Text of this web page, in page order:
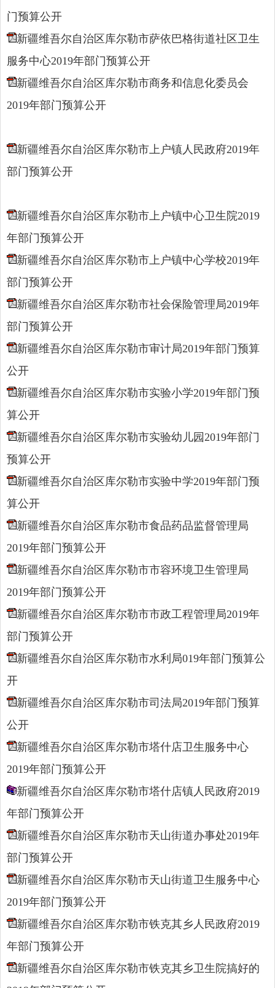
门预算公开
新疆维吾尔自治区库尔勒市萨依巴格街道社区卫生
服务中心2019年部门预算公开
新疆维吾尔自治区库尔勒市商务和信息化委员会
2019年部门预算公开
新疆维吾尔自治区库尔勒市上户镇人民政府2019年
部门预算公开
新疆维吾尔自治区库尔勒市上户镇中心卫生院2019
年部门预算公开
新疆维吾尔自治区库尔勒市上户镇中心学校2019年
部门预算公开
新疆维吾尔自治区库尔勒市社会保险管理局2019年
部门预算公开
新疆维吾尔自治区库尔勒市审计局2019年部门预算
公开
新疆维吾尔自治区库尔勒市实验小学2019年部门预
算公开
新疆维吾尔自治区库尔勒市实验幼儿园2019年部门
预算公开
新疆维吾尔自治区库尔勒市实验中学2019年部门预
算公开
新疆维吾尔自治区库尔勒市食品药品监督管理局
2019年部门预算公开
新疆维吾尔自治区库尔勒市市容环境卫生管理局
2019年部门预算公开
新疆维吾尔自治区库尔勒市市政工程管理局2019年
部门预算公开
新疆维吾尔自治区库尔勒市水利局019年部门预算公
开
新疆维吾尔自治区库尔勒市司法局2019年部门预算
公开
新疆维吾尔自治区库尔勒市塔什店卫生服务中心
2019年部门预算公开
新疆维吾尔自治区库尔勒市塔什店镇人民政府2019
年部门预算公开
新疆维吾尔自治区库尔勒市天山街道办事处2019年
部门预算公开
新疆维吾尔自治区库尔勒市天山街道卫生服务中心
2019年部门预算公开
新疆维吾尔自治区库尔勒市铁克其乡人民政府2019
年部门预算公开
新疆维吾尔自治区库尔勒市铁克其乡卫生院搞好的